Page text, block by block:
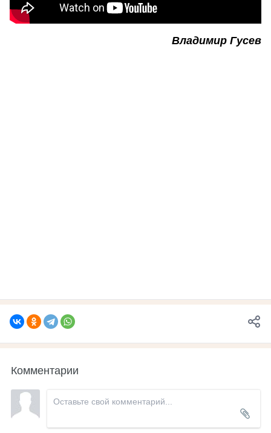
Владимир Гусев
Комментарии